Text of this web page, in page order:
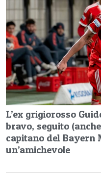
L’ex grigiorosso
bravo, seguito
capitano del Bayern
un’amichevole